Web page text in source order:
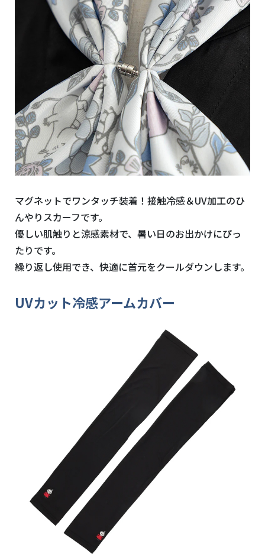
マグネットでワンタッチ装着！接触冷感＆UV加工のひ
んやりスカーフです。
優しい肌触りと涼感素材で、暑い日のお出かけにぴっ
たりです。
繰り返し使用でき、快適に首元をクールダウンします。
UVカット冷感アームカバー